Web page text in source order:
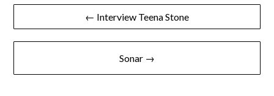
Navigation
de
← Interview Teena Stone
Sonar →